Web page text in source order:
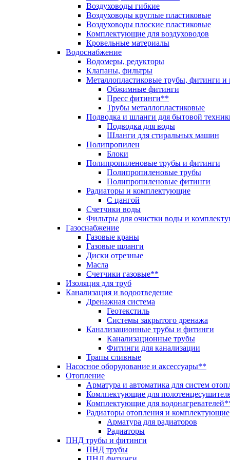
Воздуховоды гибкие
Воздуховоды круглые пластиковые
Воздуховоды плоские пластиковые
Комплектующие для воздуховодов
Кровельные материалы
Водоснабжение
Водомеры, редукторы
Клапаны, фильтры
Металлопластиковые трубы, фитинги
Обжимные фитинги
Пресс фитинги**
Трубы металлопластиковые
Подводка и шланги для бытовой
Подводка для воды
Шланги для стиральных машин
Полипропилен
Блоки
Полипропиленовые трубы и фитинги
Полипропиленовые трубы
Полипропиленовые фитинги
Радиаторы и комплектующие
С цангой
Счетчики воды
Фильтры для очистки воды и
Газоснабжение
Газовые краны
Газовые шланги
Диски отрезные
Масла
Счетчики газовые**
Изоляция для труб
Канализация и водоотведение
Дренажная система
Геотекстиль
Системы закрытого дренажа
Канализационные трубы и фитинги
Канализационные трубы
Фитинги для канализации
Трапы сливные
Насосное оборудование и аксессуары**
Отопление
Арматура и автоматика для систем
Комлпектующие для
Комплектующие для
Радиаторы отопления и комплектующие
Арматура для радиаторов
Радиаторы
ПНД трубы и фитинги
ПНД трубы